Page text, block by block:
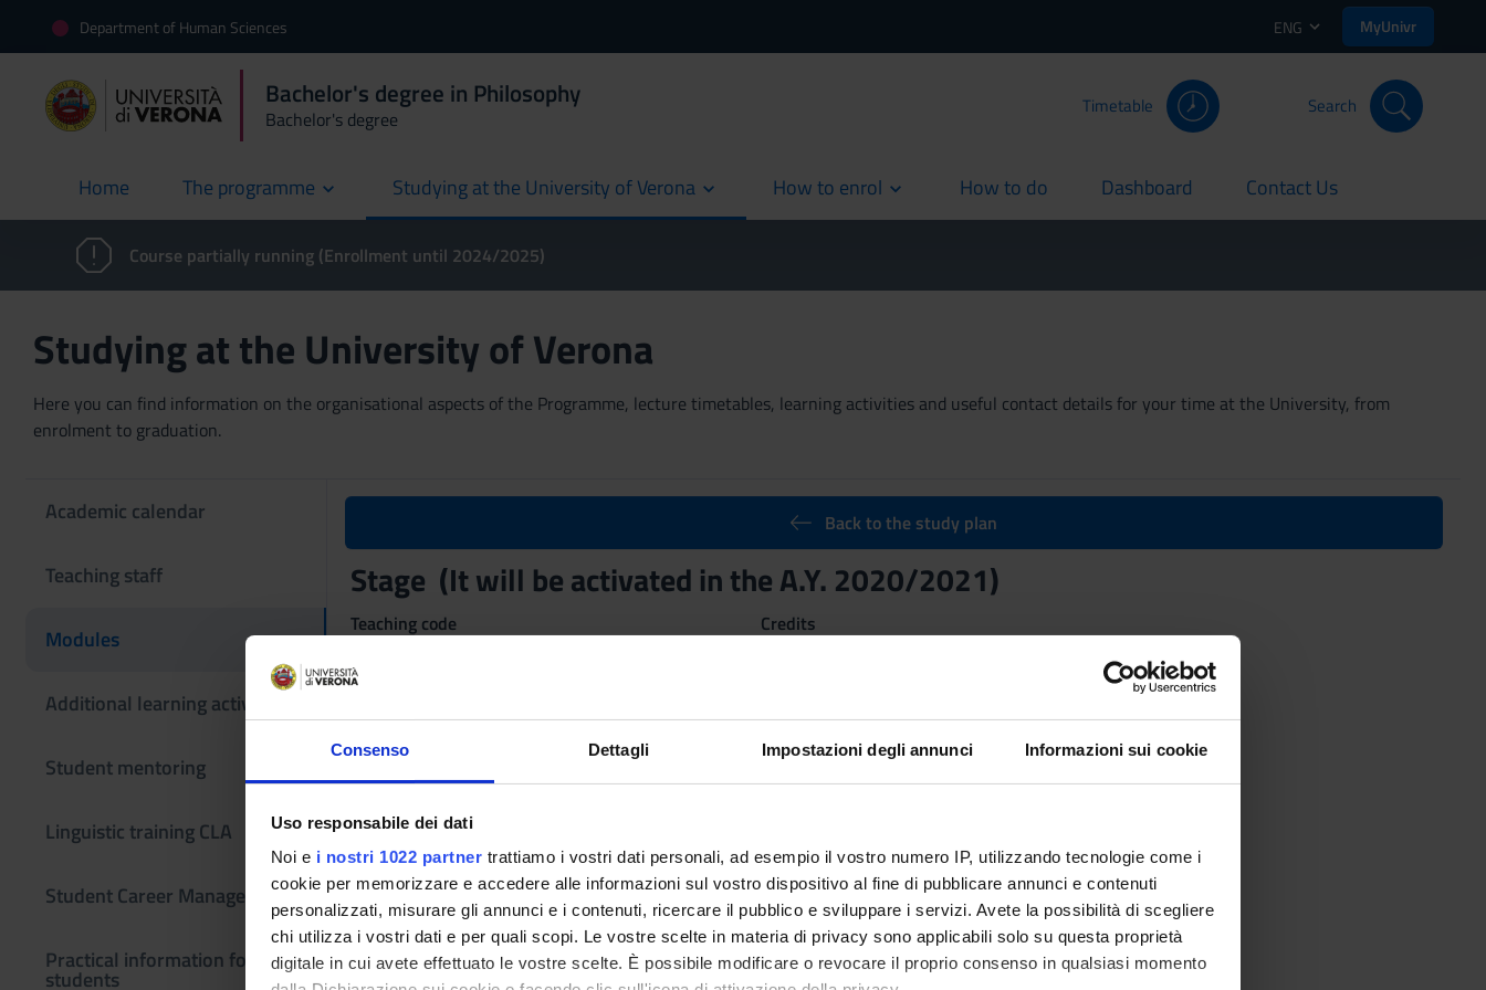
Consenso Dettagli Impostazioni degli annunci Informazioni sui cookie
Uso responsabile dei dati
Noi e i nostri 1022 partner trattiamo i vostri dati personali, ad esempio il vostro numero IP, utilizzando tecnologie come i
cookie per memorizzare e accedere alle informazioni sul vostro dispositivo al fine di pubblicare annunci e contenuti
personalizzati, misurare gli annunci e i contenuti, ricercare il pubblico e sviluppare i servizi. Avete la possibilità di scegliere
chi utilizza i vostri dati e per quali scopi. Le vostre scelte in materia di privacy sono applicabili solo su questa proprietà
digitale in cui avete effettuato le vostre scelte. È possibile modificare o revocare il proprio consenso in qualsiasi momento
Department of Human Sciences ENG MyUnivr
Bachelor's degree in Philosophy
Bachelor's degree
Timetable Search
Home
current The programme Studying at the University of Verona How to enrol How to do
current Dashboard
current Contact Us
current
Course partially running (Enrollment until 2024/2025)
Studying at the University of Verona
Here you can find information on the organisational aspects of the Programme, lecture timetables, learning activities and useful contact details for your time at the University, from
enrolment to graduation.
Academic calendar
Teaching staff
Modules
Additional learning activities
Student mentoring
Linguistic training CLA
Student Career Management
Practical information for
students
Back to the study plan
Stage (It will be activated in the A.Y. 2020/2021)
Teaching code
Credits
Scientific Disciplinary Sector (SSD)
- - -